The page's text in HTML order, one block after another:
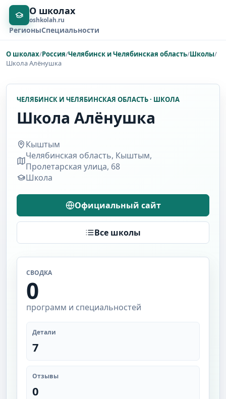
О школах
oshkolah.ru
РегионыСпециальности
О школах/Россия/Челябинск и Челябинская область/Школы/
Школа Алёнушка
ЧЕЛЯБИНСК И ЧЕЛЯБИНСКАЯ ОБЛАСТЬ · ШКОЛА
Школа Алёнушка
Кыштым
Челябинская область, Кыштым,
Пролетарская улица, 68
Школа
Официальный сайт
Все школы
СВОДКА
0
программ и специальностей
Детали
7
Отзывы
0